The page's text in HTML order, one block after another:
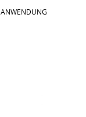
ANWENDUNG